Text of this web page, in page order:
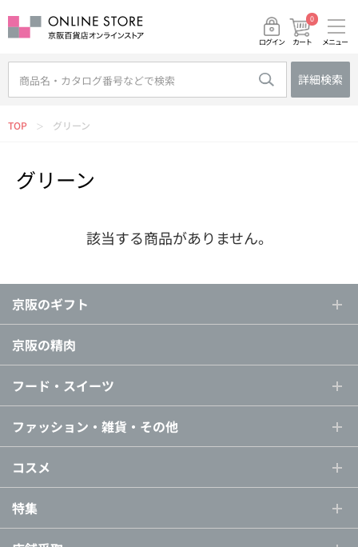
ログイン カート
0
メニュー
詳細検索
TOP ＞ グリーン
京阪のギフト
京阪の精肉
フード・スイーツ
ファッション・雑貨・その他
コスメ
特集
グリーン
該当する商品がありません。